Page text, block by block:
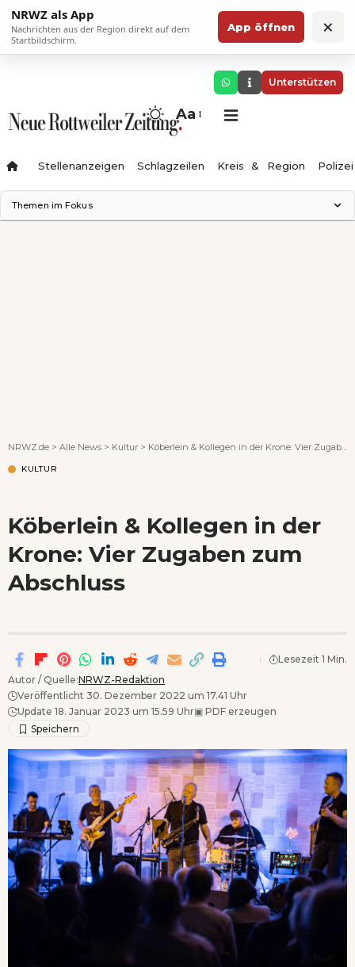
NRWZ als App
Nachrichten aus der Region direkt auf dem
Startbildschirm.
App öffnen ×
Unterstützen
Aa
Stellenanzeigen Schlagzeilen Kreis & Region Polizei
Themen im Fokus
NRWZ.de > Alle News > Kultur > Köberlein & Kollegen in der Krone: Vier Zugaben zum Abschluss
KULTUR
Köberlein & Kollegen in der
Krone: Vier Zugaben zum
Abschluss
Autor / Quelle:NRWZ-Redaktion
Veröffentlicht 30. Dezember 2022 um 17.41 Uhr
Update 18. Januar 2023 um 15.59 Uhr▣ PDF erzeugen
Lesezeit 1 Min.